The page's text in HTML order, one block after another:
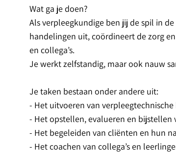
Wat ga je doen?
Als verpleegkundige ben jij de spil in
handelingen uit, coördineert de zorg
en collega’s.
Je werkt zelfstandig, maar ook nauw
Je taken bestaan onder andere uit:
- Het uitvoeren van
- Het opstellen, evalueren en bijstellen
- Het begeleiden van cliënten en hun
- Het coachen van collega’s en